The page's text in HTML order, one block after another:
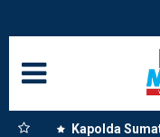
Kapolda
NASIONAL
SUMUT